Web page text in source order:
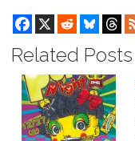
Related Posts